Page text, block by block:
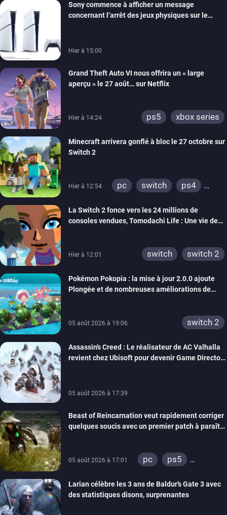
ps4
xbox one
switch 2
Sony commence à afficher un message
concernant l’arrêt des jeux physiques sur le
Hier à 15:00
Grand Theft Auto VI nous offrira un « large
aperçu » le 27 août… sur Netflix
Hier à 14:24 ps5 xbox series
Minecraft arrivera gonflé à bloc le 27 octobre sur
Switch 2
Hier à 12:54 pc switch
ps4
wiiu
3ds
ps3
xbox 360
switch 2
La Switch 2 fonce vers les 24 millions de
consoles vendues, Tomodachi Life : Une vie de
Hier à 12:01 switch switch 2
Pokémon Pokopia : la mise à jour 2.0.0 ajoute
Plongée et de nombreuses améliorations de
05 août 2026 à 19:06 switch 2
Assassin’s Creed : Le réalisateur de AC Valhalla
revient chez Ubisoft pour devenir Game Director
05 août 2026 à 17:39
Beast of Reincarnation veut rapidement corriger
quelques soucis avec un premier patch à paraître
05 août 2026 à 17:01 pc
ps5
Larian célèbre les 3 ans de Baldur’s Gate 3 avec
des statistiques disons, surprenantes